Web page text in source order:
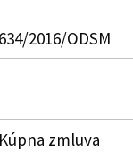
634/2016/ODSM
Kúpna zmluva